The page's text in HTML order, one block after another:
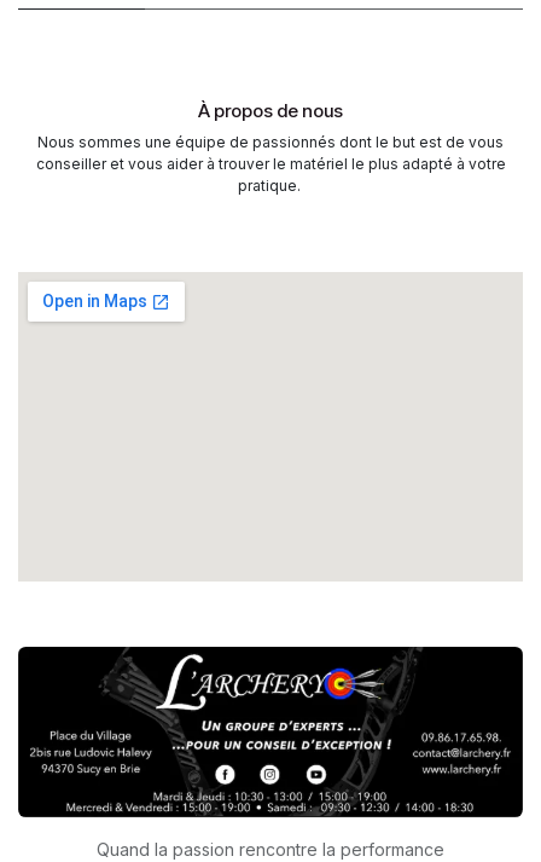
À propos de nous
Nous sommes une équipe de passionnés dont le but est de vous
conseiller et vous aider à trouver le matériel le plus adapté à votre
pratique.
Quand la passion rencontre la performance